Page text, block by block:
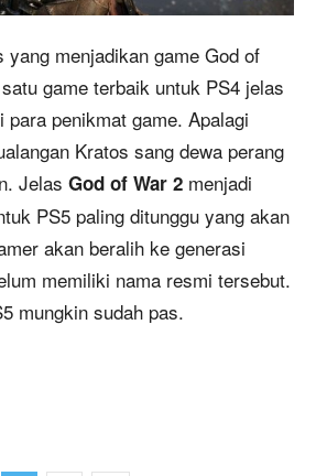
yang menjadikan game God of
game terbaik untuk PS4 jelas
para penikmat game. Apalagi
Kratos sang dewa perang
Jelas God of War 2 menjadi
PS5 paling ditunggu yang akan
akan beralih ke generasi
memiliki nama resmi tersebut.
mungkin sudah pas.